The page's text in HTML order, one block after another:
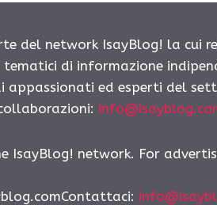
del network IsayBlog! la cui
di informazione
ed esperti del
IsayBlog! network. For
: